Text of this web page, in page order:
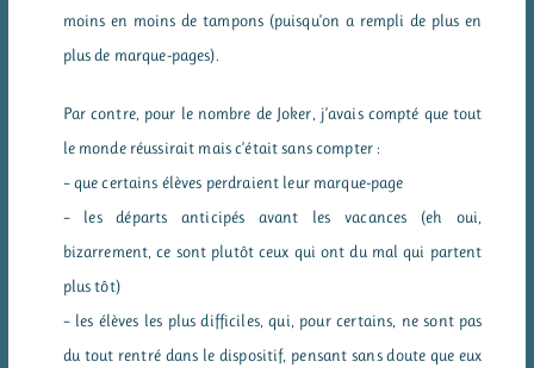
moins en moins de tampons (puisqu’on a rempli de plus en
plus de marque-pages).
Par contre, pour le nombre de Joker, j’avais compté que tout
le monde réussirait mais c’était sans compter :
– que certains élèves perdraient leur marque-page
– les départs anticipés avant les vacances (eh oui,
bizarrement, ce sont plutôt ceux qui ont du mal qui partent
plus tôt)
– les élèves les plus difficiles, qui, pour certains, ne sont pas
du tout rentré dans le dispositif, pensant sans doute que eux